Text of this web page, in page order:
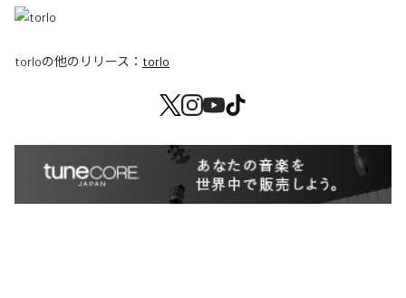
torloの他のリリース： torlo